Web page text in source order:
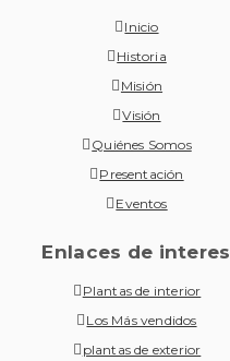
Inicio
Historia
Misión
Visión
Quiénes Somos
Presentación
Eventos
Enlaces de interes
Plantas de interior
Los Más vendidos
plantas de exterior